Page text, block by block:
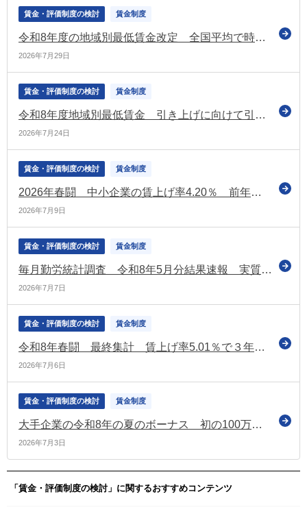
賃金・評価制度の検討 賃金制度
令和8年度の地域別最低賃金改定 全国平均で時給1,176円となる目安を決定 上昇額は55円（昨年度を下回る）
2026年7月29日
賃金・評価制度の検討 賃金制度
令和8年度地域別最低賃金 引き上げに向けて引き続き議論（第4回目の中央最低賃金審議会（小委員会）を開催）
2026年7月24日
賃金・評価制度の検討 賃金制度
2026年春闘 中小企業の賃上げ率4.20％ 前年から低下 大手企業との差も拡大（経団連の第1回集計）
2026年7月9日
賃金・評価制度の検討 賃金制度
毎月勤労統計調査 令和8年5月分結果速報 実質賃金1.4％増 5か月連続プラス
2026年7月7日
賃金・評価制度の検討 賃金制度
令和8年春闘 最終集計 賃上げ率5.01％で３年連続5％台を達成 中小は4.69％で昨年同時期を上回る（連合）
2026年7月6日
賃金・評価制度の検討 賃金制度
大手企業の令和8年の夏のボーナス 初の100万円超えで過去最高（経団連調査［第1回集計］）
2026年7月3日
「賃金・評価制度の検討」に関するおすすめコンテンツ